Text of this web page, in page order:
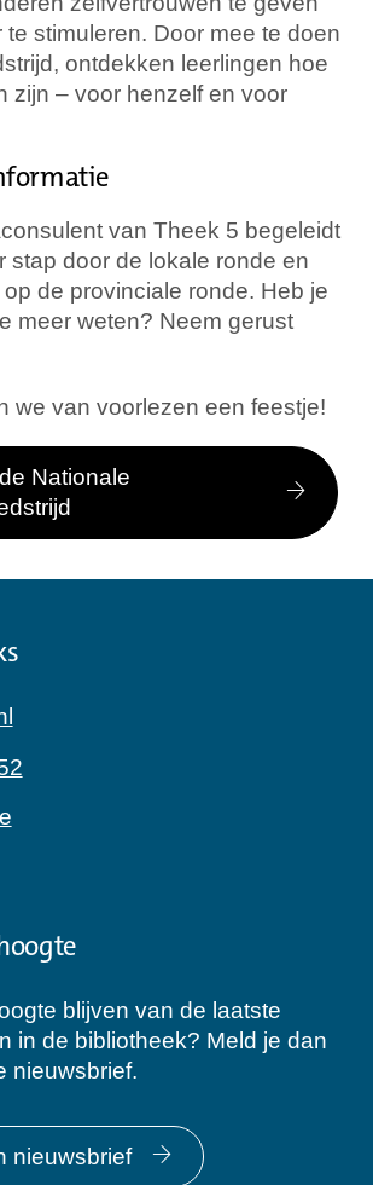
stimuleren. Door mee te doen
ontdekken leerlingen hoe
zijn – voor henzelf en voor
van Theek 5 begeleidt
stap door de lokale ronde en
de provinciale ronde. Heb je
meer weten? Neem gerust
we van voorlezen een feestje!
Nationale
blijven van de laatste
in de bibliotheek? Meld je dan
nieuwsbrief.
nieuwsbrief